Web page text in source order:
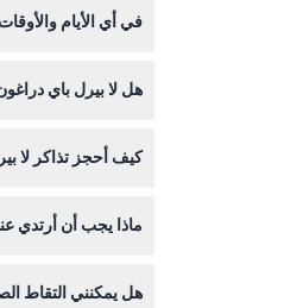
في أي الأيام
هل لا بيرل باي
كيف أحجز تذاكر لا
قبل التأكيد.
ماذا يجب أن أرتدي
رائعة لسهرتهم.
هل يمكنني التقاط